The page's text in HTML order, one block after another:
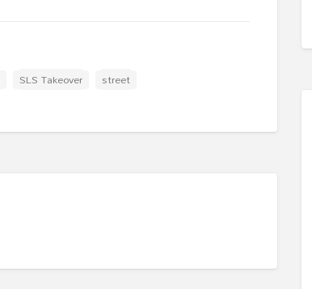
SLS Takeover street